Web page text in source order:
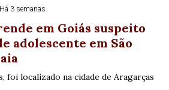
Há 3 semanas
em Goiás suspeito
adolescente em São
foi localizado na cidade de Aragarças